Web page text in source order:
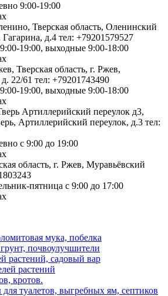
9:00-19:00
Тверская область, Оленинский
д.4 тел: +79201579527
19:00, выходные 9:00-18:00
Тверская область, г. Ржев,
22/61 тел: +79201743490
19:00, выходные 9:00-18:00
Артиллерийский переулок д3,
Артиллерийский переулок, д.3 тел:
с 9:00 до 19:00
область, г. Ржев, Муравьёвский
пятница с 9:00 до 17:00
мука, побелка
почвоулучшители
растений, садовый вар
растений
кротов.
туалетов, выгребных ям, септиков